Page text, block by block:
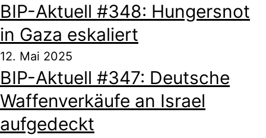
BIP-Aktuell #348: Hungersnot
in Gaza eskaliert
12. Mai 2025
BIP-Aktuell #347: Deutsche
Waffenverkäufe an Israel
aufgedeckt